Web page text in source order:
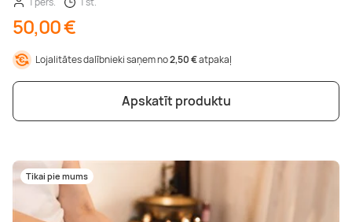
50,00 €
Lojalitātes dalībnieki saņem no2,50 €atpakaļ
Apskatīt produktu
Tikai pie mums